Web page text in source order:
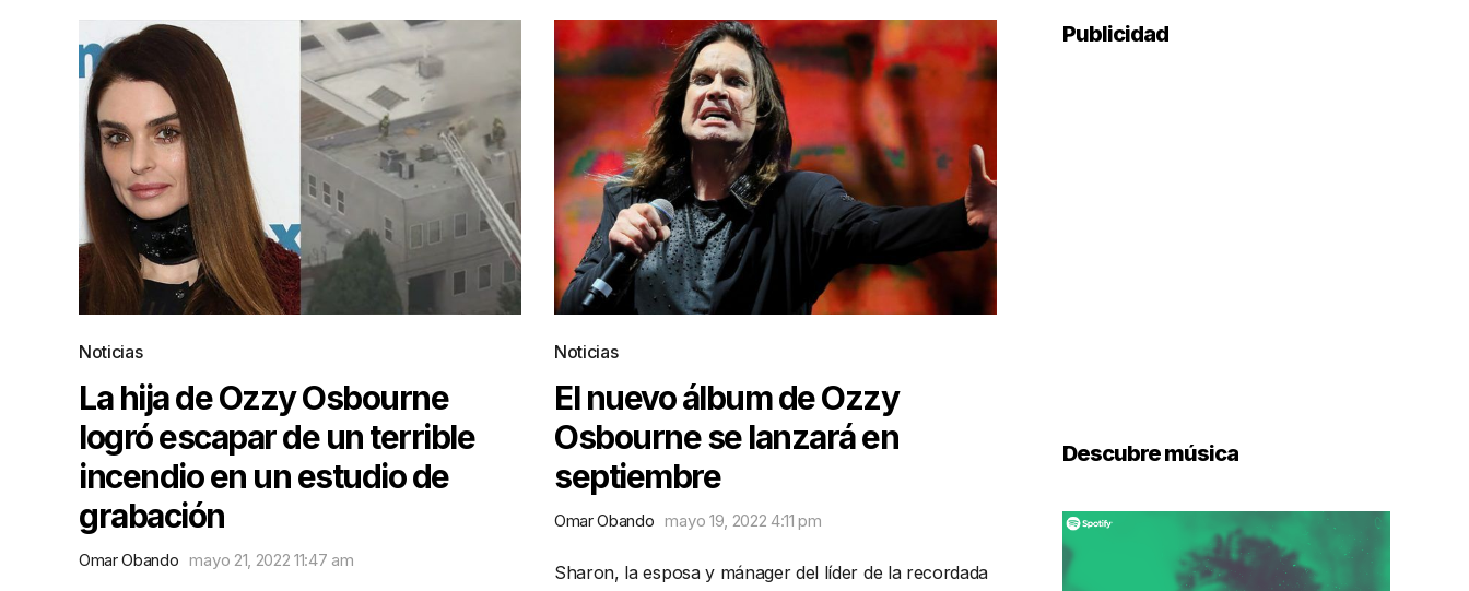
Noticias
La hija de Ozzy Osbourne
logró escapar de un terrible
incendio en un estudio de
grabación
Omar Obando mayo 21, 2022 11:47 am
Noticias
El nuevo álbum de Ozzy
Osbourne se lanzará en
septiembre
Omar Obando mayo 19, 2022 4:11 pm
Sharon, la esposa y mánager del líder de la recordada
Publicidad
Descubre música